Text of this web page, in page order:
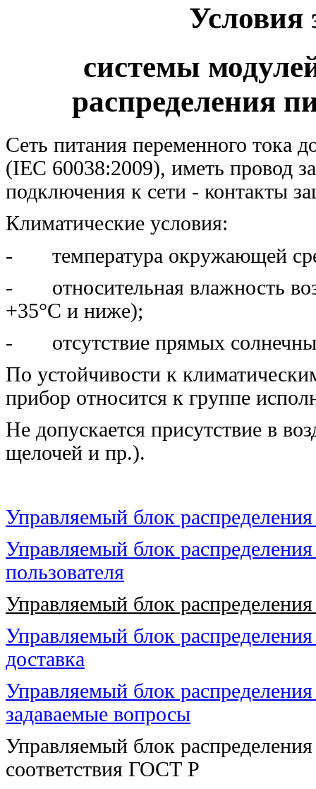
Условия
системы
распределения
Сеть питания переменного тока
(IEC 60038:2009), иметь провод
подключения к сети - контакты
Климатические условия:
- температура окружающей
- относительная влажность
+35°С и ниже);
- отсутствие прямых
По устойчивости к
прибор относится к группе
Не допускается присутствие в
щелочей и пр.).
Управляемый блок
Управляемый блок
пользователя
Управляемый блок
Управляемый блок
доставка
Управляемый блок
задаваемые вопросы
Управляемый блок
соответствия ГОСТ Р